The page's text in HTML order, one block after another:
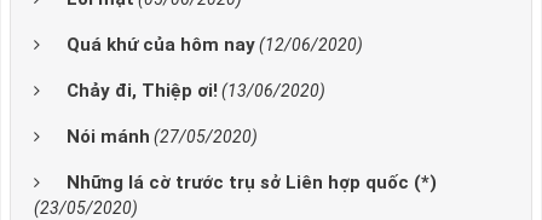
Quá khứ của hôm nay(12/06/2020)
Chảy đi, Thiệp ơi! (13/06/2020)
Nói mánh (27/05/2020)
Những lá cờ trước trụ sở Liên hợp quốc (*)
(23/05/2020)